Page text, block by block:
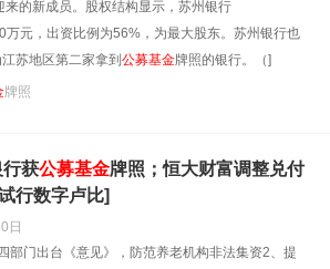
来的新成员。股权结构显示，苏州银行
万元，出资比例为56%，为最大股东。苏州银行也
苏地区第二家拿到公募基金牌照的银行。（]
牌照
行获公募基金牌照；恒大财富调整兑付
行数字卢比]
日
部门出台《意见》，防范养老机构非法集资2、提